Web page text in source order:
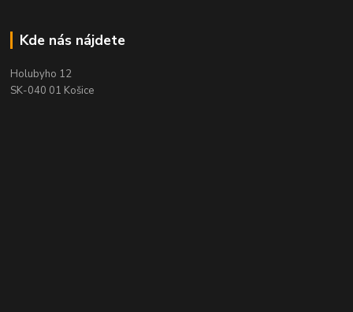
Kde nás nájdete
Holubyho 12
SK-040 01 Košice